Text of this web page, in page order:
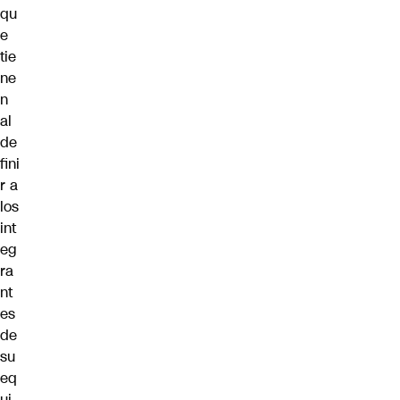
qu
e
tie
ne
n
al
de
fini
r a
los
int
eg
ra
nt
es
de
su
eq